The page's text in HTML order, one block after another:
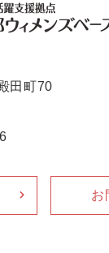
田町70
お